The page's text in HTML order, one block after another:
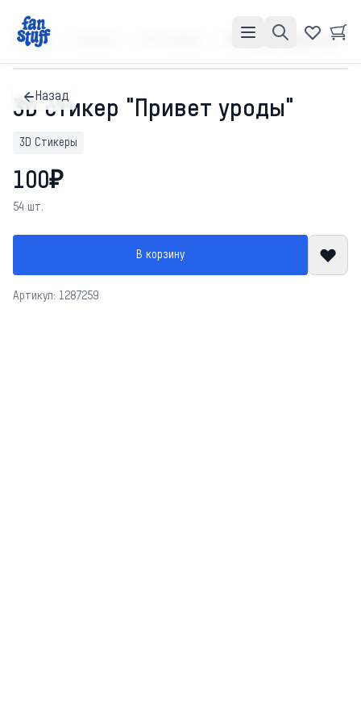
Главная 3D стикер "Привет уроды"
Назад
3D стикер "Привет уроды"
3D Стикеры
100₽
54 шт.
В корзину
Артикул: 1287259